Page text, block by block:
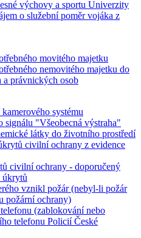
výchovy a sportu Univerzity
o služební poměr vojáka z
movitého majetku
nemovitého majetku do
právnických osob
systému
signálu "Všeobecná výstraha"
látky do životního prostředí
civilní ochrany z evidence
civilní ochrany - doporučený
úkrytů
vznikl požár (nebyl-li požár
požární ochrany)
(zablokování nebo
telefonu Policií České